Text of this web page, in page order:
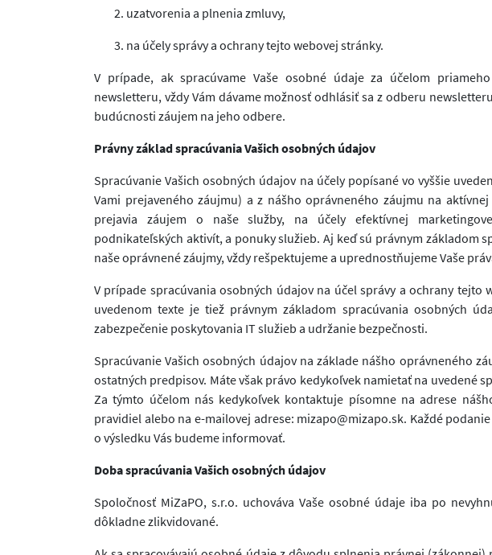
uzatvorenia a plnenia zmluvy,
na účely správy a ochrany tejto webovej stránky.
V prípade, ak spracúvame Vaše osobné údaje za účelom
newsletteru, vždy Vám dávame možnosť odhlásiť sa z odberu
budúcnosti záujem na jeho odbere.
Právny základ spracúvania Vašich osobných údajov
Spracúvanie Vašich osobných údajov na účely popísané vo vyššie
Vami prejaveného záujmu) a z nášho oprávneného záujmu na
prejavia záujem o naše služby, na účely efektívnej
podnikateľských aktivít, a ponuky služieb. Aj keď sú právnym základom
naše oprávnené záujmy, vždy rešpektujeme a uprednostňujeme Vaše
V prípade spracúvania osobných údajov na účel správy a ochrany tejto
uvedenom texte je tiež právnym základom spracúvania osobných
zabezpečenie poskytovania IT služieb a udržanie bezpečnosti.
Spracúvanie Vašich osobných údajov na základe nášho oprávneného
ostatných predpisov. Máte však právo kedykoľvek namietať na uvedené
Za týmto účelom nás kedykoľvek kontaktuje písomne na adrese
pravidiel alebo na e-mailovej adrese: mizapo@mizapo.sk. Každé
o výsledku Vás budeme informovať.
Doba spracúvania Vašich osobných údajov
Spoločnosť MiZaPO, s.r.o. uchováva Vaše osobné údaje iba po
dôkladne zlikvidované.